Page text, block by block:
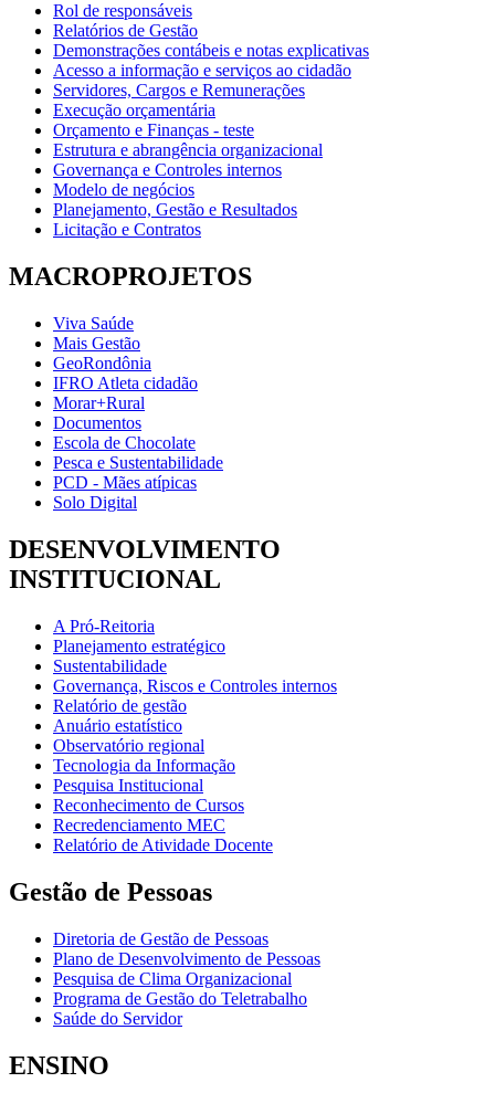
Rol de responsáveis
Relatórios de Gestão
Demonstrações contábeis e notas explicativas
Acesso a informação e serviços ao cidadão
Servidores, Cargos e Remunerações
Execução orçamentária
Orçamento e Finanças - teste
Estrutura e abrangência organizacional
Governança e Controles internos
Modelo de negócios
Planejamento, Gestão e Resultados
Licitação e Contratos
MACROPROJETOS
Viva Saúde
Mais Gestão
GeoRondônia
IFRO Atleta cidadão
Morar+Rural
Documentos
Escola de Chocolate
Pesca e Sustentabilidade
PCD - Mães atípicas
Solo Digital
DESENVOLVIMENTO
INSTITUCIONAL
A Pró-Reitoria
Planejamento estratégico
Sustentabilidade
Governança, Riscos e Controles internos
Relatório de gestão
Anuário estatístico
Observatório regional
Tecnologia da Informação
Pesquisa Institucional
Reconhecimento de Cursos
Recredenciamento MEC
Relatório de Atividade Docente
Gestão de Pessoas
Diretoria de Gestão de Pessoas
Plano de Desenvolvimento de Pessoas
Pesquisa de Clima Organizacional
Programa de Gestão do Teletrabalho
Saúde do Servidor
ENSINO